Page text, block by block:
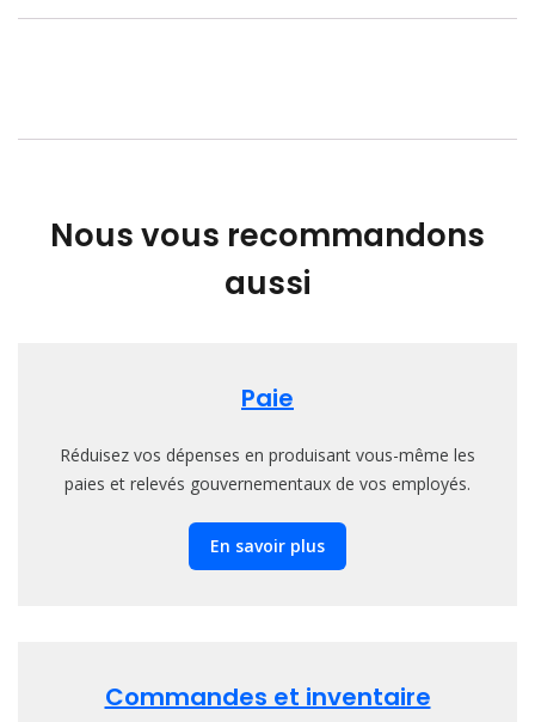
Nous vous recommandons
aussi
Paie
Réduisez vos dépenses en produisant vous-même les
paies et relevés gouvernementaux de vos employés.
En savoir plus
Commandes et inventaire